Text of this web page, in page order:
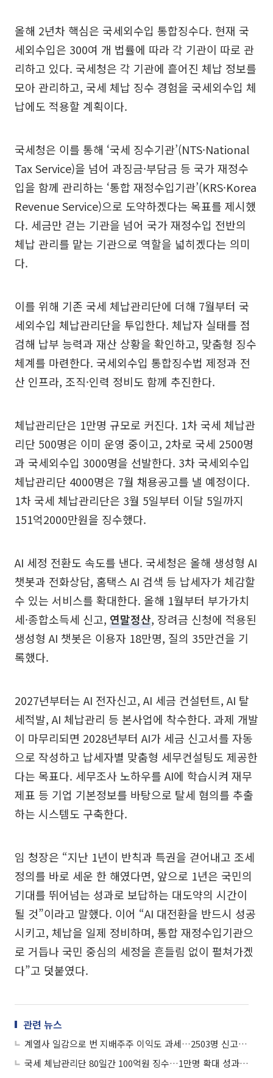
올해 2년차 핵심은 국세외수입 통합징수다. 현재 국
세외수입은 300여 개 법률에 따라 각 기관이 따로 관
리하고 있다. 국세청은 각 기관에 흩어진 체납 정보를
모아 관리하고, 국세 체납 징수 경험을 국세외수입 체
납에도 적용할 계획이다.
국세청은 이를 통해 ‘국세 징수기관’(NTS·National
Tax Service)을 넘어 과징금·부담금 등 국가 재정수
입을 함께 관리하는 ‘통합 재정수입기관’(KRS·Korea
Revenue Service)으로 도약하겠다는 목표를 제시했
다. 세금만 걷는 기관을 넘어 국가 재정수입 전반의
체납 관리를 맡는 기관으로 역할을 넓히겠다는 의미
다.
이를 위해 기존 국세 체납관리단에 더해 7월부터 국
세외수입 체납관리단을 투입한다. 체납자 실태를 점
검해 납부 능력과 재산 상황을 확인하고, 맞춤형 징수
체계를 마련한다. 국세외수입 통합징수법 제정과 전
산 인프라, 조직·인력 정비도 함께 추진한다.
체납관리단은 1만명 규모로 커진다. 1차 국세 체납관
리단 500명은 이미 운영 중이고, 2차로 국세 2500명
과 국세외수입 3000명을 선발한다. 3차 국세외수입
체납관리단 4000명은 7월 채용공고를 낼 예정이다.
1차 국세 체납관리단은 3월 5일부터 이달 5일까지
151억2000만원을 징수했다.
AI 세정 전환도 속도를 낸다. 국세청은 올해 생성형 AI
챗봇과 전화상담, 홈택스 AI 검색 등 납세자가 체감할
수 있는 서비스를 확대한다. 올해 1월부터 부가가치
세·종합소득세 신고, 연말정산, 장려금 신청에 적용된
생성형 AI 챗봇은 이용자 18만명, 질의 35만건을 기
록했다.
2027년부터는 AI 전자신고, AI 세금 컨설턴트, AI 탈
세적발, AI 체납관리 등 본사업에 착수한다. 과제 개발
이 마무리되면 2028년부터 AI가 세금 신고서를 자동
으로 작성하고 납세자별 맞춤형 세무컨설팅도 제공한
다는 목표다. 세무조사 노하우를 AI에 학습시켜 재무
제표 등 기업 기본정보를 바탕으로 탈세 혐의를 추출
하는 시스템도 구축한다.
임 청장은 “지난 1년이 반칙과 특권을 걷어내고 조세
정의를 바로 세운 한 해였다면, 앞으로 1년은 국민의
기대를 뛰어넘는 성과로 보답하는 대도약의 시간이
될 것”이라고 말했다. 이어 “AI 대전환을 반드시 성공
시키고, 체납을 일제 정비하며, 통합 재정수입기관으
로 거듭나 국민 중심의 세정을 흔들림 없이 펼쳐가겠
다”고 덧붙였다.
관련 뉴스
계열사 일감으로 번 지배주주 이익도 과세…2503명 신고망에 올랐다
국세 체납관리단 80일간 100억원 징수…1만명 확대 성과 시험대